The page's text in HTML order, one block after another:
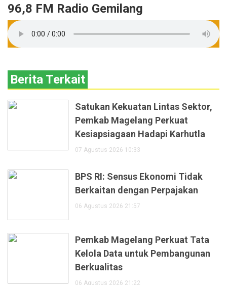
96,8 FM Radio Gemilang
Berita Terkait
Satukan Kekuatan Lintas Sektor,
Pemkab Magelang Perkuat
Kesiapsiagaan Hadapi Karhutla
07 Agustus 2026 10:33
BPS RI: Sensus Ekonomi Tidak
Berkaitan dengan Perpajakan
06 Agustus 2026 21:57
Pemkab Magelang Perkuat Tata
Kelola Data untuk Pembangunan
Berkualitas
06 Agustus 2026 21:22